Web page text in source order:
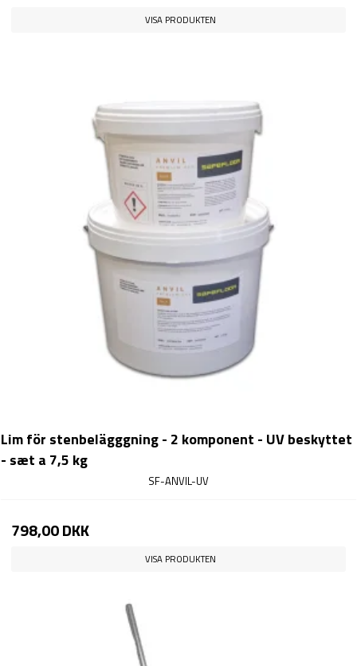
VISA PRODUKTEN
Lim för stenbelägggning - 2 komponent - UV beskyttet
- sæt a 7,5 kg
SF-ANVIL-UV
798,00 DKK
VISA PRODUKTEN